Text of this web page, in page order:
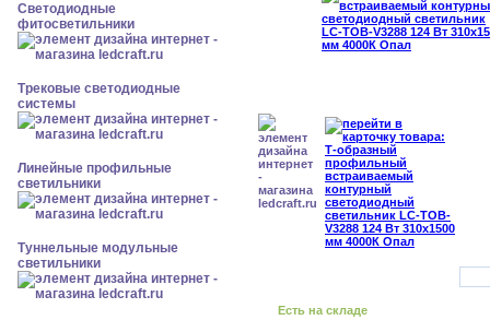
Светодиодные
фитосветильники
Трековые светодиодные
системы
Линейные профильные
светильники
Туннельные модульные
светильники
Есть на складе